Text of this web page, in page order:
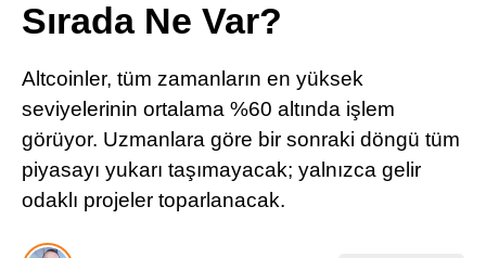
Pinterest
LinkedIn
Sırada Ne Var?
Altcoinler, tüm zamanların en yüksek
seviyelerinin ortalama %60 altında işlem
görüyor. Uzmanlara göre bir sonraki döngü tüm
piyasayı yukarı taşımayacak; yalnızca gelir
odaklı projeler toparlanacak.